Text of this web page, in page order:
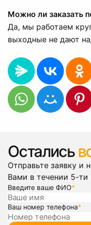
Можно ли заказать
Да, мы работаем
выходные не дают
Остались
Отправьте заявку и
Вами в течении 5-ти
Введите ваше ФИО*
Ваш номер телефона*